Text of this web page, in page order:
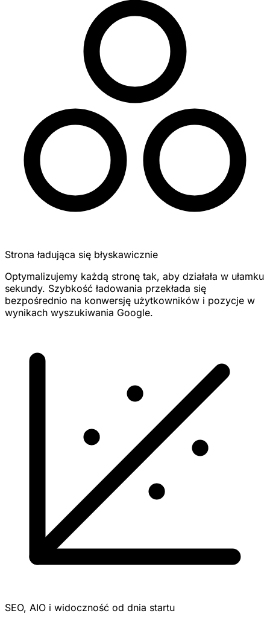
Strona ładująca się błyskawicznie
Optymalizujemy każdą stronę tak, aby działała w ułamku
sekundy. Szybkość ładowania przekłada się
bezpośrednio na konwersję użytkowników i pozycje w
wynikach wyszukiwania Google.
SEO, AIO i widoczność od dnia startu